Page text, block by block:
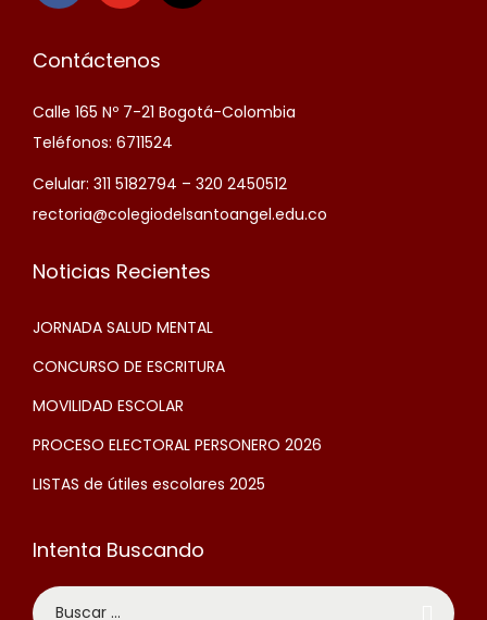
Contáctenos
Calle 165 Nº 7-21 Bogotá-Colombia
Teléfonos: 6711524
Celular: 311 5182794 – 320 2450512
rectoria@colegiodelsantoangel.edu.co
Noticias Recientes
JORNADA SALUD MENTAL
CONCURSO DE ESCRITURA
MOVILIDAD ESCOLAR
PROCESO ELECTORAL PERSONERO 2026
LISTAS de útiles escolares 2025
Intenta Buscando